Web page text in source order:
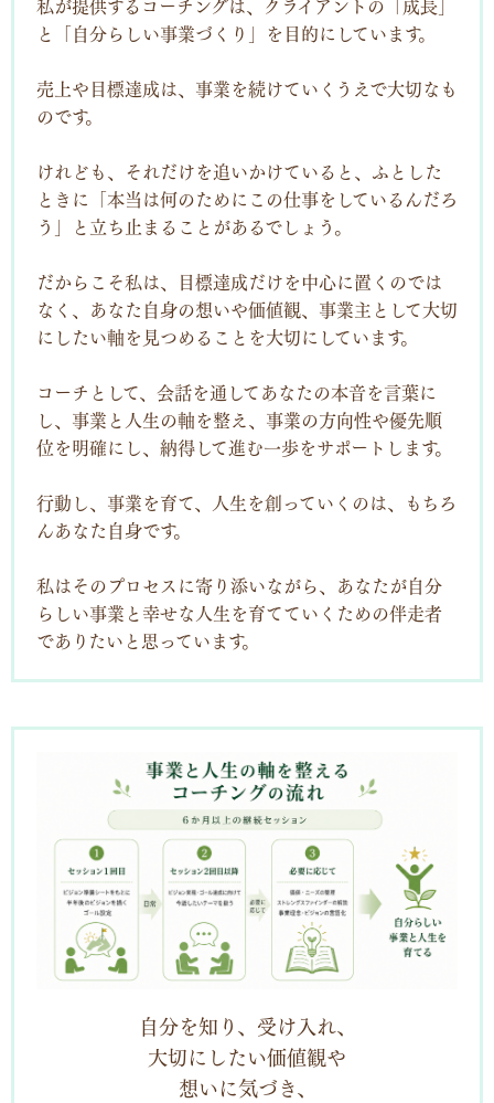
私が提供するコーチングは、 クライアントの 「成長」
と「自分らしい事業づくり」
を目的にしています。
売上や目標達成は、事業を続けていくうえで大切なも
のです。
けれども、それだけを追いかけていると、 ふとした
ときに
「本当は何のためにこの仕事をしているんだろ
う」
と立ち止まることがあるでしょう。
だからこそ私は、
目標達成だけを中心に置くのでは
なく、
あなた自身の想いや価値観、 事業主として大切
にしたい軸を見つめることを大切にしています。
コーチとして、 会話を通してあなたの本音を言葉に
し、事業と人生の軸を整え、 事業の方向性や優先順
位を明確にし、 納得して進む一歩をサポート します。
行動し、事業を育て、人生を創っていくのは、
もちろ
んあなた自身です。
私はそのプロセスに寄り添いながら、
あなたが自分
らしい事業と幸せな人生を育てていくための伴走者
でありたいと思っています。
自分を知り、受け入れ、
大切にしたい価値観や
想いに気づき、